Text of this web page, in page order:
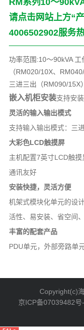
RM系列10～
请点击网站上方“
4006502902服务
功率范围:10～90kVA
（RM020/10X、
三进三出（RM090/15X
嵌入机柜安装支持安
灵活的输入输出模式
支持输入输出模式：三
大彩色LCD触摸屏
主机配置7英寸LCD触
通讯友好
安装快捷，灵活方便
机架式模块化单元的设
活性、易安装、省空间
丰富的配套产品
PDU单元，外部旁路单
Copyright(c)
京ICP备07039482号